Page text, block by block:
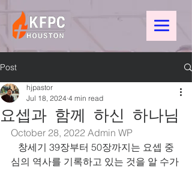
Post
요셉과 함께 하신 하나님
hjpastor
Jul 18, 2024 4 min read
October 28, 2022 Admin WP
창세기 39장부터 50장까지는 요셉 중
심의 역사를 기록하고 있는 것을 알 수가